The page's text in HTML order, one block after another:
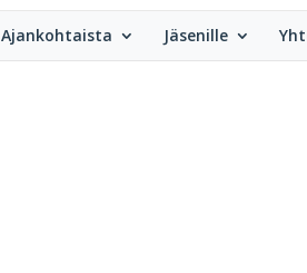
Ajankohtaista Jäsenille